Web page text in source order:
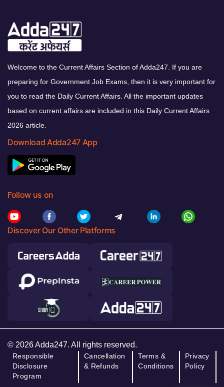
Welcome to the Current Affairs Section of Adda247. If you are
preparing for Government Job Exams, then it is very important for
you to read the Daily Current Affairs. All the important updates
based on current affairs are included in this Daily Current Affairs
2026 article.
Download Adda247 App
Follow us on
Discover Our Other Platforms
© 2026 Adda247. All rights reserved.
Responsible
Disclosure
Program
Cancellation
& Refunds
Terms &
Conditions
Privacy
Policy